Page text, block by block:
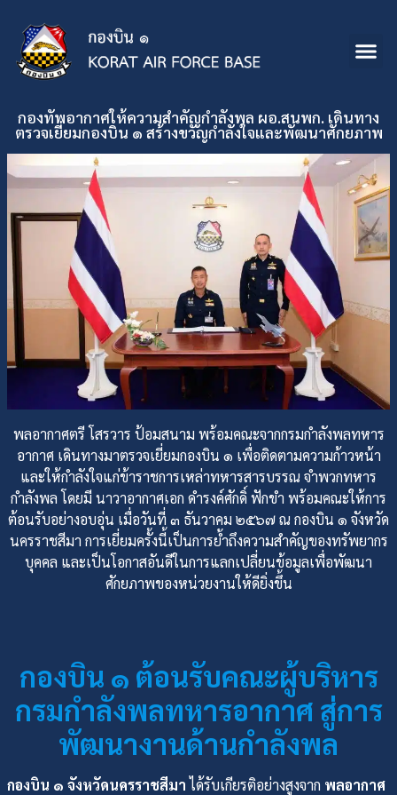
กองทัพอากาศให้ความสำคัญกำลังพล ผอ.สนพก. เดินทาง
ตรวจเยี่ยมกองบิน ๑ สร้างขวัญกำลังใจและพัฒนาศักยภาพ
พลอากาศตรี โสรวาร ป้อมสนาม พร้อมคณะจากกรมกำลังพลทหาร
อากาศ เดินทางมาตรวจเยี่ยมกองบิน ๑ เพื่อติดตามความก้าวหน้า
และให้กำลังใจแก่ข้าราชการเหล่าทหารสารบรรณ จำพวกทหาร
กำลังพล โดยมี นาวาอากาศเอก ดำรงค์ศักดิ์ ฟักขำ พร้อมคณะให้การ
ต้อนรับอย่างอบอุ่น เมื่อวันที่ ๓ ธันวาคม ๒๕๖๗ ณ กองบิน ๑ จังหวัด
นครราชสีมา การเยี่ยมครั้งนี้เป็นการย้ำถึงความสำคัญของทรัพยากร
บุคคล และเป็นโอกาสอันดีในการแลกเปลี่ยนข้อมูลเพื่อพัฒนา
ศักยภาพของหน่วยงานให้ดียิ่งขึ้น
กองบิน ๑ ต้อนรับคณะผู้บริหาร
กรมกำลังพลทหารอากาศ สู่การ
พัฒนางานด้านกำลังพล
กองบิน ๑ จังหวัดนครราชสีมาได้รับเกียรติอย่างสูงจาก พลอากาศ